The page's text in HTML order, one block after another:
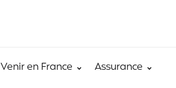
Venir en France Assurance